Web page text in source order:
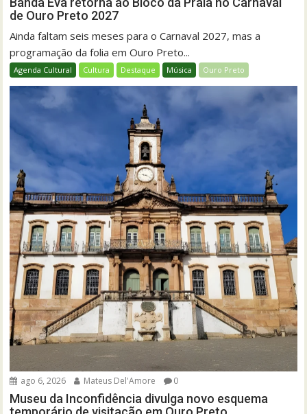
de Ouro Preto 2027
Ainda faltam seis meses para o Carnaval 2027, mas a
programação da folia em Ouro Preto...
Agenda Cultural Cultura Destaque Música Ouro Preto
ago 6, 2026 Mateus Del'Amore 0
Museu da Inconfidência divulga novo esquema